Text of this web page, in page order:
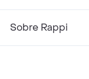
Sobre Rappi